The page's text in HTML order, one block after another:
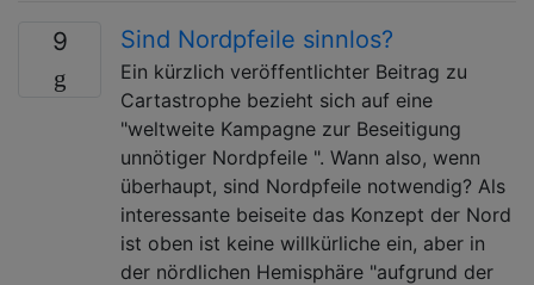
9 Sind Nordpfeile sinnlos?
Ein kürzlich veröffentlichter Beitrag zu
Cartastrophe bezieht sich auf eine
"weltweite Kampagne zur Beseitigung
unnötiger Nordpfeile ". Wann also, wenn
überhaupt, sind Nordpfeile notwendig? Als
interessante beiseite das Konzept der Nord
ist oben ist keine willkürliche ein, aber in
der nördlichen Hemisphäre "aufgrund der